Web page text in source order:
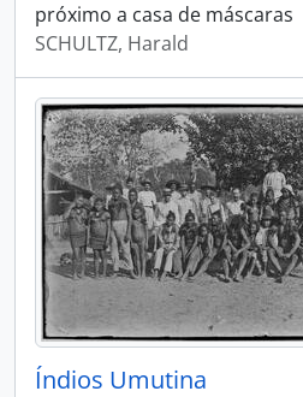
próximo a casa de máscaras
SCHULTZ, Harald
Índios Umutina